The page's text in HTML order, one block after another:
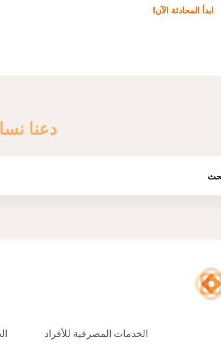
ابدأ المحادثة الآن!
دعنا
الخدمات المصرفية للأفراد